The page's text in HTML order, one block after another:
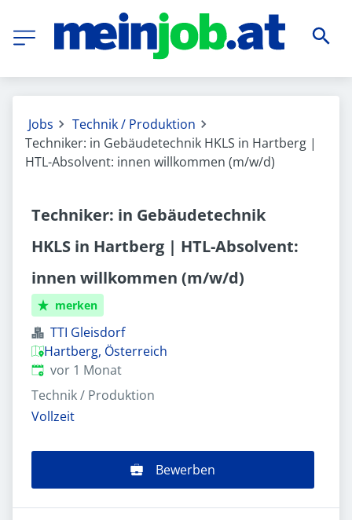
Jobs
Technik / Produktion
Techniker: in Gebäudetechnik HKLS in Hartberg |
HTL-Absolvent: innen willkommen (m/w/d)
Techniker: in Gebäudetechnik
HKLS in Hartberg | HTL-Absolvent:
innen willkommen (m/w/d)
merken
TTI Gleisdorf
Hartberg, Österreich
Veröffentlicht:
vor 1 Monat
Technik / Produktion
Vollzeit
Bewerben